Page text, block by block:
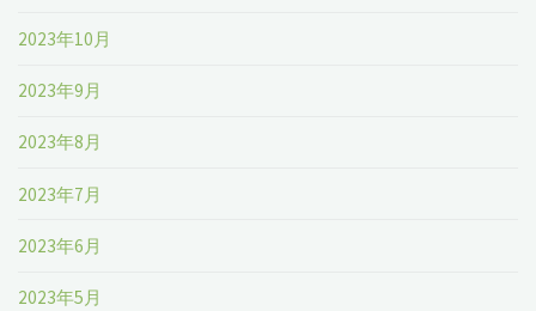
2023年10月
2023年9月
2023年8月
2023年7月
2023年6月
2023年5月